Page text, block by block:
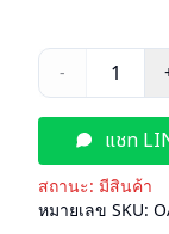
- 1
แชท
สถานะ: มีสินค้า
หมายเลข SKU: